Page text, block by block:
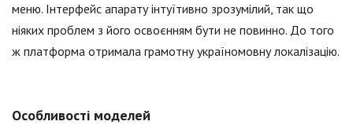
меню. Інтерфейс апарату інтуїтивно зрозумілий, так що
ніяких проблем з його освоєнням бути не повинно. До того
ж платформа отримала грамотну україномовну локалізацію.
Особливості моделей